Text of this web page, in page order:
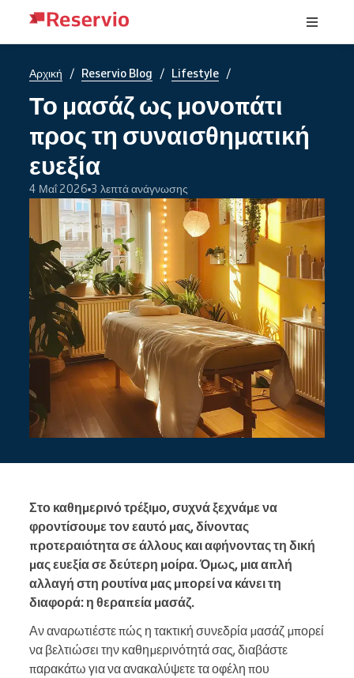
Αρχική / Reservio Blog / Lifestyle /
Το μασάζ ως μονοπάτι
προς τη συναισθηματική
ευεξία
4 Μαΐ 2026 3 λεπτά ανάγνωσης
Στο καθημερινό τρέξιμο, συχνά ξεχνάμε να
φροντίσουμε τον εαυτό μας, δίνοντας
προτεραιότητα σε άλλους και αφήνοντας τη δική
μας ευεξία σε δεύτερη μοίρα. Όμως, μια απλή
αλλαγή στη ρουτίνα μας μπορεί να κάνει τη
διαφορά: η θεραπεία μασάζ.
Αν αναρωτιέστε πώς η τακτική συνεδρία μασάζ μπορεί
να βελτιώσει την καθημερινότητά σας, διαβάστε
παρακάτω για να ανακαλύψετε τα οφέλη που